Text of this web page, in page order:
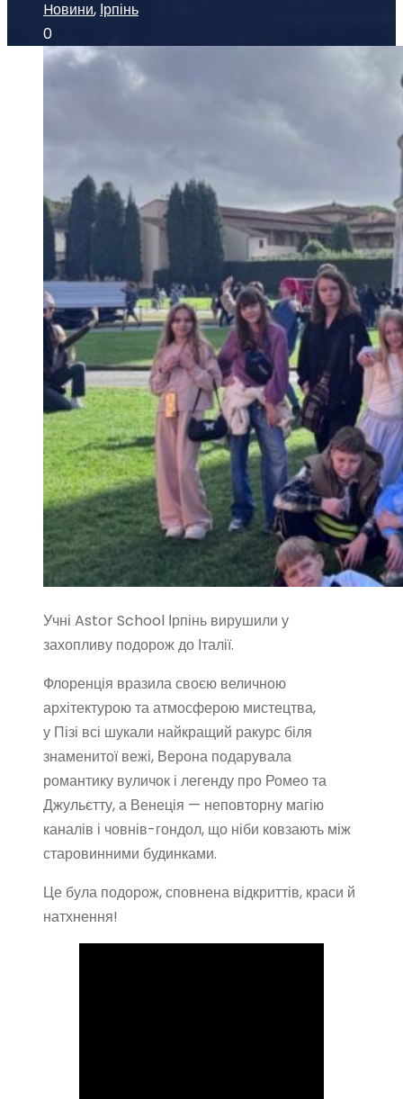
Hовини, Ірпінь
0
Учні Astor School Ірпінь вирушили у
захопливу подорож до Італії.
Флоренція вразила своєю величною
архітектурою та атмосферою мистецтва,
у Пізі всі шукали найкращий ракурс біля
знаменитої вежі, Верона подарувала
романтику вуличок і легенду про Ромео та
Джульєтту, а Венеція — неповторну магію
каналів і човнів-гондол, що ніби ковзають між
старовинними будинками.
Це була подорож, сповнена відкриттів, краси й
натхнення!